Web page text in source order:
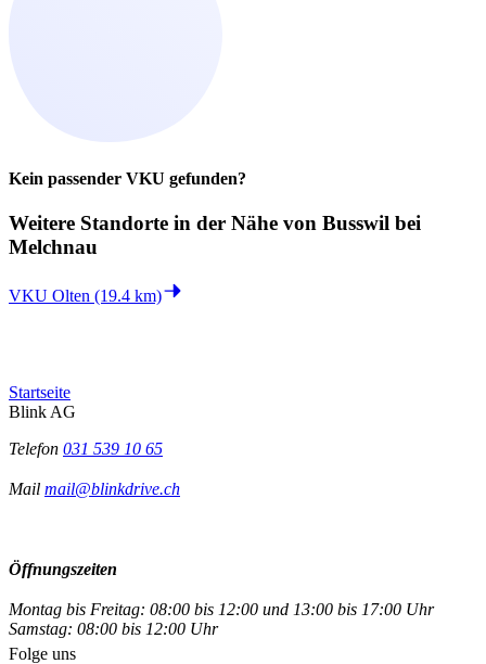
Kein passender VKU gefunden?
Weitere Standorte in der Nähe von Busswil bei
Melchnau
VKU Olten (19.4 km)
Startseite
Blink AG
Telefon 031 539 10 65
Mail mail@blinkdrive.ch
Öffnungszeiten
Montag bis Freitag: 08:00 bis 12:00 und 13:00 bis 17:00 Uhr
Samstag: 08:00 bis 12:00 Uhr
Folge uns